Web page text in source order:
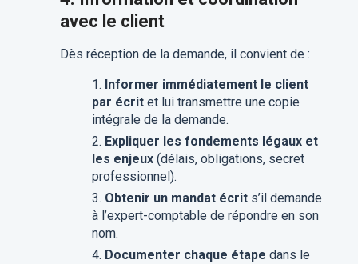
avec le client
Dès réception de la demande, il convient de :
Informer immédiatement le client
par écritet lui transmettre une copie
intégrale de la demande.
Expliquer les fondements légaux et
les enjeux(délais, obligations, secret
professionnel).
Obtenir un mandat écrits’il demande
à l’expert-comptable de répondre en son
nom.
Documenter chaque étape dans le